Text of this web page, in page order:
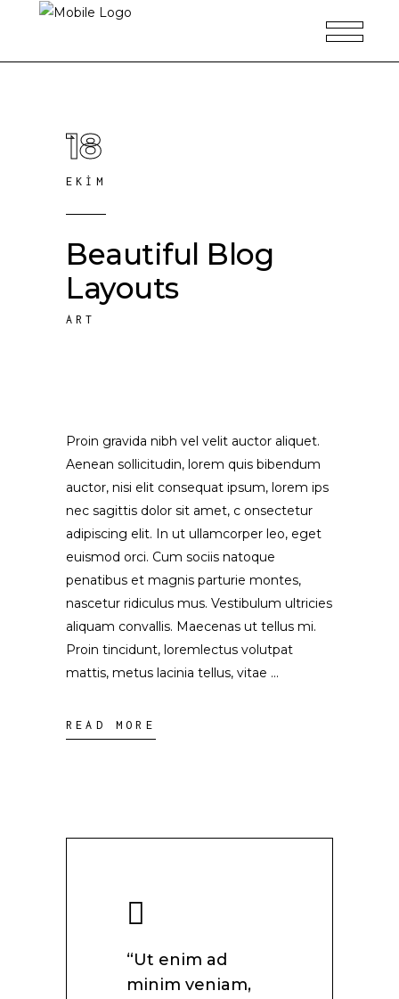
18
EKIM
Beautiful Blog
Layouts
ART
Proin gravida nibh vel velit auctor aliquet.
Aenean sollicitudin, lorem quis bibendum
auctor, nisi elit consequat ipsum, lorem ips
nec sagittis dolor sit amet, c onsectetur
adipiscing elit. In ut ullamcorper leo, eget
euismod orci. Cum sociis natoque
penatibus et magnis parturie montes,
nascetur ridiculus mus. Vestibulum ultricies
aliquam convallis. Maecenas ut tellus mi.
Proin tincidunt, loremlectus volutpat
mattis, metus lacinia tellus, vitae
READ MORE
“Ut enim ad
minim veniam,